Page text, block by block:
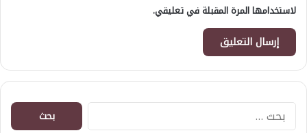
لاستخدامها المرة المقبلة في تعليقي.
البحث
عن: